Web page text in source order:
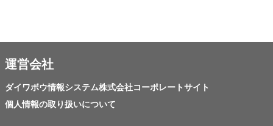
運営会社
ダイワボウ情報システム株式会社コーポレートサイト
個人情報の取り扱いについて